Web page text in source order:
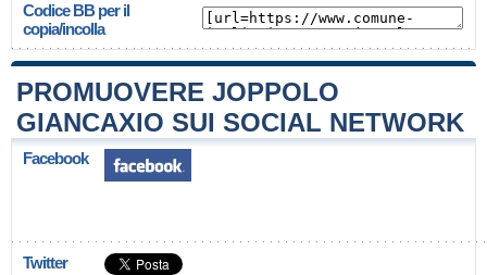
Codice BB per il
copia/incolla
PROMUOVERE JOPPOLO
GIANCAXIO SUI SOCIAL NETWORK
Facebook
Twitter